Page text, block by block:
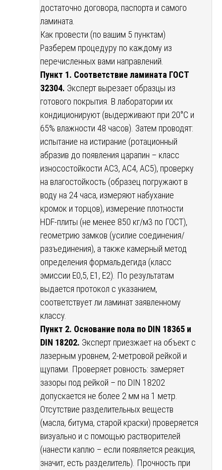
достаточно договора, паспорта и самого
ламината.
Как провести (по вашим 5 пунктам)
Разберем процедуру по каждому из
перечисленных вами направлений.
Пункт 1. Соответствие ламината ГОСТ
32304. Эксперт вырезает образцы из
готового покрытия. В лаборатории их
кондиционируют (выдерживают при 20°C и
65% влажности 48 часов). Затем проводят:
испытание на истирание (ротационный
абразив до появления царапин – класс
износостойкости AC3, AC4, AC5), проверку
на влагостойкость (образец погружают в
воду на 24 часа, измеряют набухание
кромок и торцов), измерение плотности
HDF-плиты (не менее 850 кг/м3 по ГОСТ),
геометрию замков (усилие соединения/
разъединения), а также камерный метод
определения формальдегида (класс
эмиссии E0,5, E1, E2). По результатам
выдается протокол с указанием,
соответствует ли ламинат заявленному
классу.
Пункт 2. Основание пола по DIN 18365 и
DIN 18202. Эксперт приезжает на объект с
лазерным уровнем, 2-метровой рейкой и
щупами. Проверяет ровность: замеряет
зазоры под рейкой – по DIN 18202
допускается не более 2 мм на 1 метр.
Отсутствие разделительных веществ
(масла, битума, старой краски) проверяется
визуально и с помощью растворителей
(нанести каплю – если появляется реакция,
значит, есть разделитель). Прочность при